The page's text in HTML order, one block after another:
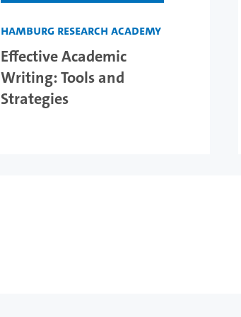
Hamburg Research Academy
Effective Academic
Writing: Tools and
Strategies